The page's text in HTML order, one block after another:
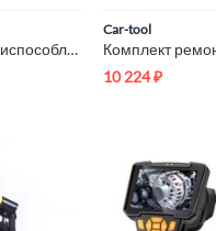
Универсальное приспособление для зубчатых колес Car-Tool CT-1181
Car-tool
10 224₽